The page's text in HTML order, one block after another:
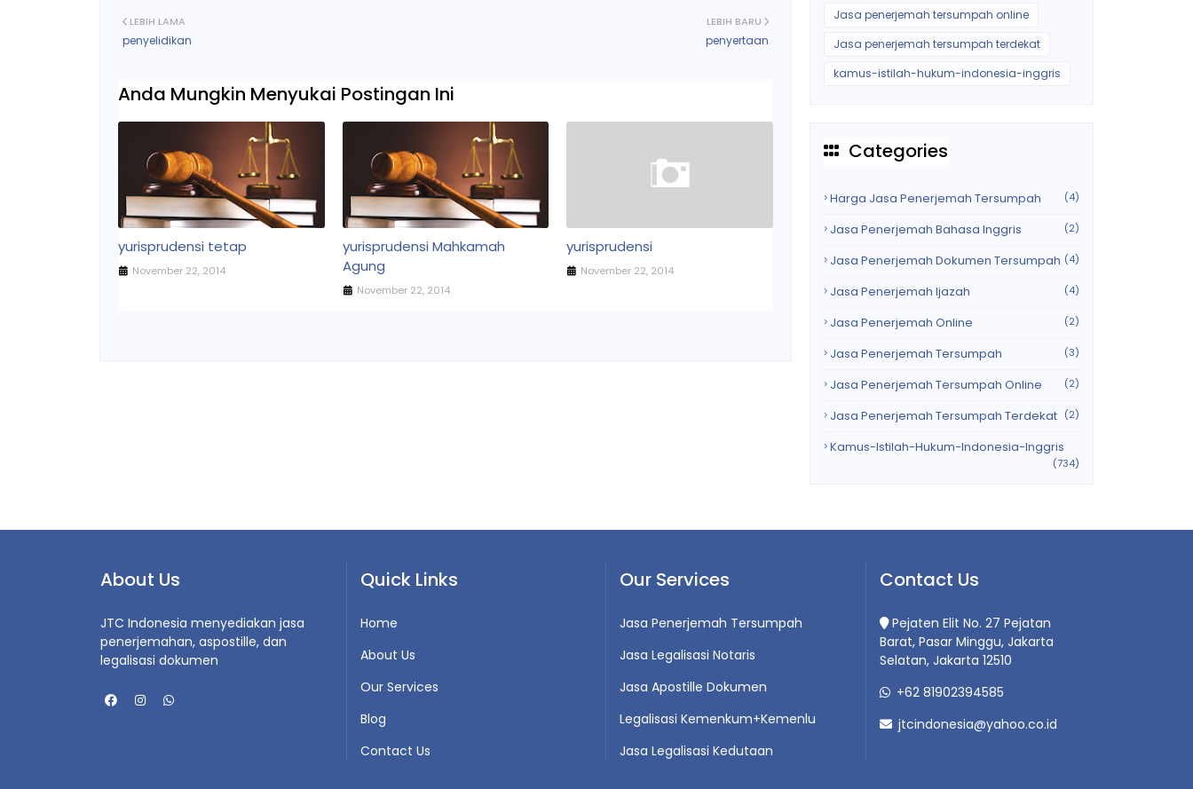
LEBIH BARU
penyertaan
LEBIH LAMA
penyelidikan
Anda Mungkin Menyukai Postingan Ini
yurisprudensi tetap
November 22, 2014
yurisprudensi Mahkamah
Agung
November 22, 2014
yurisprudensi
November 22, 2014
Jasa penerjemah tersumpah online
Jasa penerjemah tersumpah terdekat
kamus-istilah-hukum-indonesia-inggris
Categories
Harga Jasa Penerjemah Tersumpah (4)
Jasa Penerjemah Bahasa Inggris (2)
Jasa Penerjemah Dokumen Tersumpah (4)
Jasa Penerjemah Ijazah (4)
Jasa Penerjemah Online (2)
Jasa Penerjemah Tersumpah (3)
Jasa Penerjemah Tersumpah Online (2)
Jasa Penerjemah Tersumpah Terdekat (2)
Kamus-Istilah-Hukum-Indonesia-Inggris
(734)
About Us
JTC Indonesia menyediakan jasa
penerjemahan, aspostille, dan
legalisasi dokumen
Quick Links
Home
About Us
Our Services
Blog
Contact Us
Our Services
Jasa Penerjemah Tersumpah
Jasa Legalisasi Notaris
Jasa Apostille Dokumen
Legalisasi Kemenkum+Kemenlu
Jasa Legalisasi Kedutaan
Contact Us
Pejaten Elit No. 27 Pejatan
Barat, Pasar Minggu, Jakarta
Selatan, Jakarta 12510
+62 81902394585
jtcindonesia@yahoo.co.id